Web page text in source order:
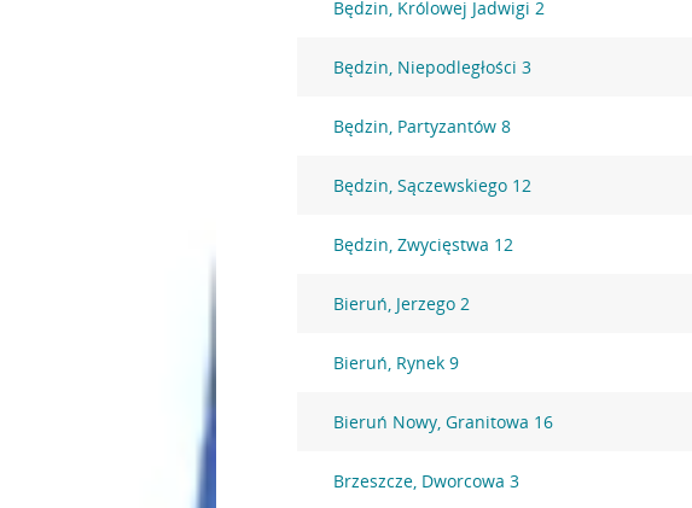
Będzin, Królowej Jadwigi 2
Będzin, Niepodległości 3
Będzin, Partyzantów 8
Będzin, Sączewskiego 12
Będzin, Zwycięstwa 12
Bieruń, Jerzego 2
Bieruń, Rynek 9
Bieruń Nowy, Granitowa 16
Brzeszcze, Dworcowa 3